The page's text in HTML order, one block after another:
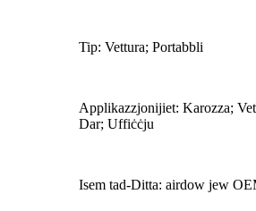
Tip: Vettura; Portabbli
Applikazzjonijiet: Karozza;
Dar; Uffiċċju
Isem tad-Ditta: airdow jew